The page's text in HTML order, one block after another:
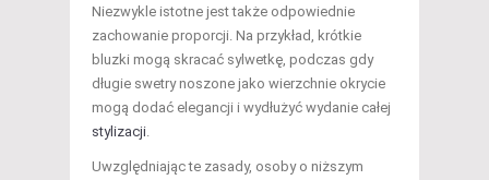
Niezwykle istotne jest także odpowiednie
zachowanie proporcji. Na przykład, krótkie
bluzki mogą skracać sylwetkę, podczas gdy
długie swetry noszone jako wierzchnie okrycie
mogą dodać elegancji i wydłużyć wydanie całej
stylizacji
Uwzględniając te zasady, osoby o niższym